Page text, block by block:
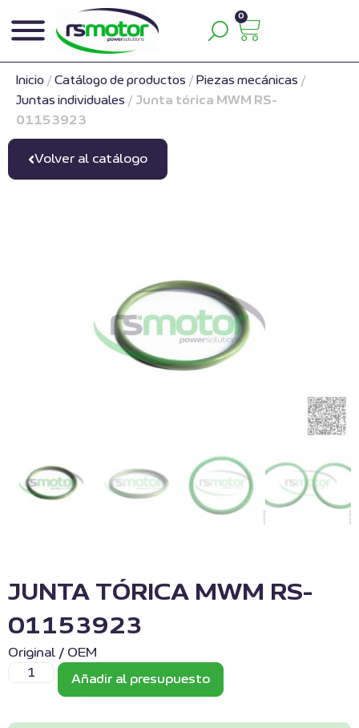
0
Inicio / Catálogo de productos / Piezas mecánicas /
Juntas individuales / Junta tórica MWM RS-
01153923
Volver al catálogo
JUNTA TÓRICA MWM RS-
01153923
Original / OEM
Añadir al presupuesto